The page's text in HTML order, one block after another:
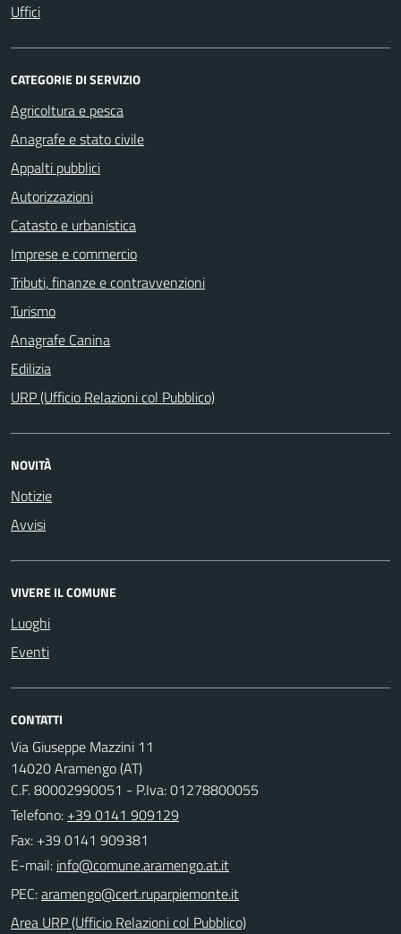
Uffici
CATEGORIE DI SERVIZIO
Agricoltura e pesca
Anagrafe e stato civile
Appalti pubblici
Autorizzazioni
Catasto e urbanistica
Imprese e commercio
Tributi, finanze e contravvenzioni
Turismo
Anagrafe Canina
Edilizia
URP (Ufficio Relazioni col Pubblico)
NOVITÀ
Notizie
Avvisi
VIVERE IL COMUNE
Luoghi
Eventi
CONTATTI
Via Giuseppe Mazzini 11
14020 Aramengo (AT)
C.F. 80002990051 - P.Iva: 01278800055
Telefono: +39 0141 909129
Fax: +39 0141 909381
E-mail:
PEC:
Area URP (Ufficio Relazioni col Pubblico)